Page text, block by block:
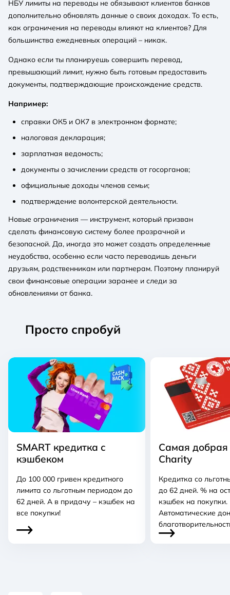
НБУ лимиты на переводы не обязывают клиентов банков
дополнительно обновлять данные о своих доходах. То есть,
как ограничения на переводы влияют на клиентов? Для
большинства ежедневных операций – никак.
Однако если ты планируешь совершить перевод,
превышающий лимит, нужно быть готовым предоставить
документы, подтверждающие происхождение средств.
Например:
справки ОК5 и ОК7 в электронном формате;
налоговая декларация;
зарплатная ведомость;
документы о зачислении средств от госорганов;
официальные доходы членов семьи;
подтверждение волонтерской деятельности.
Новые ограничения — инструмент, который призван
сделать финансовую систему более прозрачной и
безопасной. Да, иногда это может создать определенные
неудобства, особенно если часто переводишь деньги
друзьям, родственникам или партнерам. Поэтому планируй
свои финансовые операции заранее и следи за
обновлениями от банка.
Просто спробуй
SMART кредитка с
кэшбеком
До 100 000 гривен кредитного
лимита со льготным периодом до
62 дней. А в придачу – кэшбек на
все покупки!
Самая добрая
Charity
Кредитка со
до 62 дней. % на
кэшбек на покупки.
Автоматические